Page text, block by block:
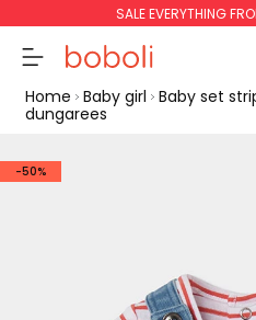
SALE EVERYTHING
Continue
Home Baby girl Baby set
dungarees
-50%